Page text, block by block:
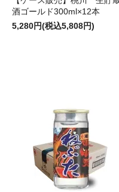
酒ゴールド300ml×12本
5,280円(税込5,808円)